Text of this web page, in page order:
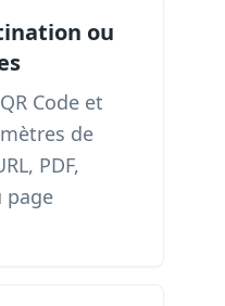
ou
Code et
de
PDF,
page